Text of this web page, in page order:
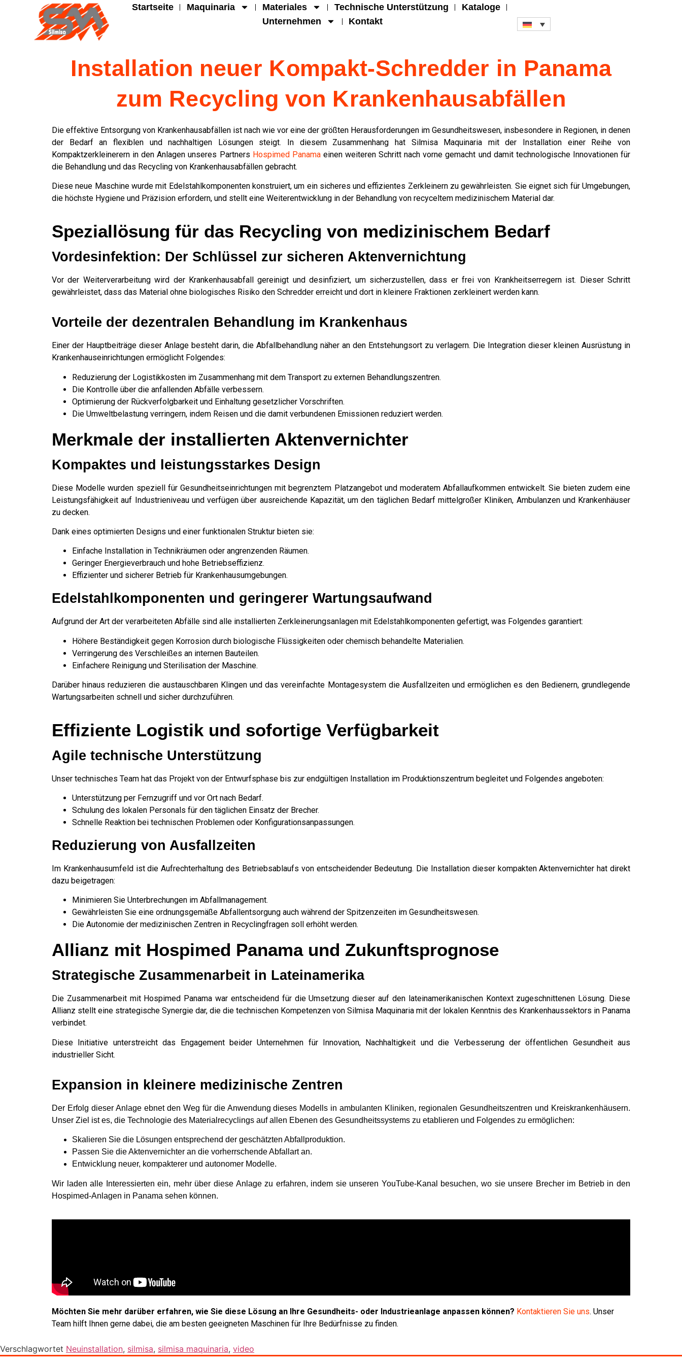
Startseite Maquinaria Materiales Technische Unterstützung
Kataloge
Unternehmen
Kontakt
Installation neuer Kompakt-Schredder in Panama
zum Recycling von Krankenhausabfällen
Die effektive Entsorgung von Krankenhausabfällen ist nach wie vor eine der größten Herausforderungen im Gesundheitswesen, insbesondere in Regionen, in denen
der Bedarf an flexiblen und nachhaltigen Lösungen steigt. In diesem Zusammenhang hat Silmisa Maquinaria mit der Installation einer Reihe von
Kompaktzerkleinerern in den Anlagen unseres Partners Hospimed Panamaeinen weiteren Schritt nach vorne gemacht und damit technologische Innovationen für
die Behandlung und das Recycling von Krankenhausabfällen gebracht.
Diese neue Maschine wurde mit Edelstahlkomponenten konstruiert, um ein sicheres und effizientes Zerkleinern zu gewährleisten. Sie eignet sich für Umgebungen,
die höchste Hygiene und Präzision erfordern, und stellt eine Weiterentwicklung in der Behandlung von recyceltem medizinischem Material dar.
Speziallösung für das Recycling von medizinischem Bedarf
Vordesinfektion: Der Schlüssel zur sicheren Aktenvernichtung
Vor der Weiterverarbeitung wird der Krankenhausabfall gereinigt und desinfiziert, um sicherzustellen, dass er frei von Krankheitserregern ist. Dieser Schritt
gewährleistet, dass das Material ohne biologisches Risiko den Schredder erreicht und dort in kleinere Fraktionen zerkleinert werden kann.
Vorteile der dezentralen Behandlung im Krankenhaus
Einer der Hauptbeiträge dieser Anlage besteht darin, die Abfallbehandlung näher an den Entstehungsort zu verlagern. Die Integration dieser kleinen Ausrüstung in
Krankenhauseinrichtungen ermöglicht Folgendes:
Reduzierung der Logistikkosten im Zusammenhang mit dem Transport zu externen Behandlungszentren.
Die Kontrolle über die anfallenden Abfälle verbessern.
Optimierung der Rückverfolgbarkeit und Einhaltung gesetzlicher Vorschriften.
Die Umweltbelastung verringern, indem Reisen und die damit verbundenen Emissionen reduziert werden.
Merkmale der installierten Aktenvernichter
Kompaktes und leistungsstarkes Design
Diese Modelle wurden speziell für Gesundheitseinrichtungen mit begrenztem Platzangebot und moderatem Abfallaufkommen entwickelt. Sie bieten zudem eine
Leistungsfähigkeit auf Industrieniveau und verfügen über ausreichende Kapazität, um den täglichen Bedarf mittelgroßer Kliniken, Ambulanzen und Krankenhäuser
zu decken.
Dank eines optimierten Designs und einer funktionalen Struktur bieten sie:
Einfache Installation in Technikräumen oder angrenzenden Räumen.
Geringer Energieverbrauch und hohe Betriebseffizienz.
Effizienter und sicherer Betrieb für Krankenhausumgebungen.
Edelstahlkomponenten und geringerer Wartungsaufwand
Aufgrund der Art der verarbeiteten Abfälle sind alle installierten Zerkleinerungsanlagen mit Edelstahlkomponenten gefertigt, was Folgendes garantiert:
Höhere Beständigkeit gegen Korrosion durch biologische Flüssigkeiten oder chemisch behandelte Materialien.
Verringerung des Verschleißes an internen Bauteilen.
Einfachere Reinigung und Sterilisation der Maschine.
Darüber hinaus reduzieren die austauschbaren Klingen und das vereinfachte Montagesystem die Ausfallzeiten und ermöglichen es den Bedienern, grundlegende
Wartungsarbeiten schnell und sicher durchzuführen.
Effiziente Logistik und sofortige Verfügbarkeit
Agile technische Unterstützung
Unser technisches Team hat das Projekt von der Entwurfsphase bis zur endgültigen Installation im Produktionszentrum begleitet und Folgendes angeboten:
Unterstützung per Fernzugriff und vor Ort nach Bedarf.
Schulung des lokalen Personals für den täglichen Einsatz der Brecher.
Schnelle Reaktion bei technischen Problemen oder Konfigurationsanpassungen.
Reduzierung von Ausfallzeiten
Im Krankenhausumfeld ist die Aufrechterhaltung des Betriebsablaufs von entscheidender Bedeutung. Die Installation dieser kompakten Aktenvernichter hat direkt
dazu beigetragen:
Minimieren Sie Unterbrechungen im Abfallmanagement.
Gewährleisten Sie eine ordnungsgemäße Abfallentsorgung auch während der Spitzenzeiten im Gesundheitswesen.
Die Autonomie der medizinischen Zentren in Recyclingfragen soll erhöht werden.
Allianz mit Hospimed Panama und Zukunftsprognose
Strategische Zusammenarbeit in Lateinamerika
Die Zusammenarbeit mit Hospimed Panama war entscheidend für die Umsetzung dieser auf den lateinamerikanischen Kontext zugeschnittenen Lösung. Diese
Allianz stellt eine strategische Synergie dar, die die technischen Kompetenzen von Silmisa Maquinaria mit der lokalen Kenntnis des Krankenhaussektors in Panama
verbindet.
Diese Initiative unterstreicht das Engagement beider Unternehmen für Innovation, Nachhaltigkeit und die Verbesserung der öffentlichen Gesundheit aus
industrieller Sicht.
Expansion in kleinere medizinische Zentren
Der Erfolg dieser Anlage ebnet den Weg für die Anwendung dieses Modells in ambulanten Kliniken, regionalen Gesundheitszentren und Kreiskrankenhäusern.
Unser Ziel ist es, die Technologie des Materialrecyclings auf allen Ebenen des Gesundheitssystems zu etablieren und Folgendes zu ermöglichen:
Skalieren Sie die Lösungen entsprechend der geschätzten Abfallproduktion.
Passen Sie die Aktenvernichter an die vorherrschende Abfallart an.
Entwicklung neuer, kompakterer und autonomer Modelle.
Wir laden alle Interessierten ein, mehr über diese Anlage zu erfahren, indem sie unseren YouTube-Kanal besuchen, wo sie unsere Brecher im Betrieb in den
Hospimed-Anlagen in Panama sehen können.
Möchten Sie mehr darüber erfahren, wie Sie diese Lösung an Ihre Gesundheits- oder Industrieanlage anpassen können? Kontaktieren Sie uns. Unser
Team hilft Ihnen gerne dabei, die am besten geeigneten Maschinen für Ihre Bedürfnisse zu finden.
Verschlagwortet Neuinstallation, silmisa, silmisa maquinaria, video